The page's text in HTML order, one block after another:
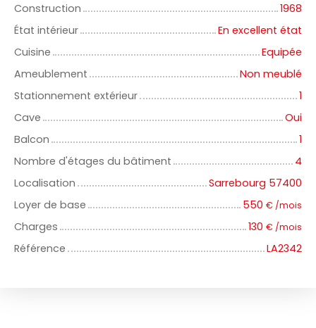
Construction
1968
État intérieur
En excellent état
Cuisine
Equipée
Ameublement
Non meublé
Stationnement extérieur
1
Cave
Oui
Balcon
1
Nombre d'étages du bâtiment
4
Localisation
Sarrebourg 57400
Loyer de base
550 € /mois
Charges 130 € /mois
Référence LA2342